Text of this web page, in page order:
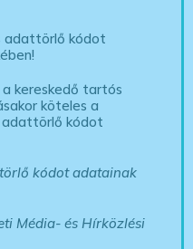
adattörlő kódot
kereskedő tartós
köteles a
adattörlő kódot
kódot adatainak
Média- és Hírközlési